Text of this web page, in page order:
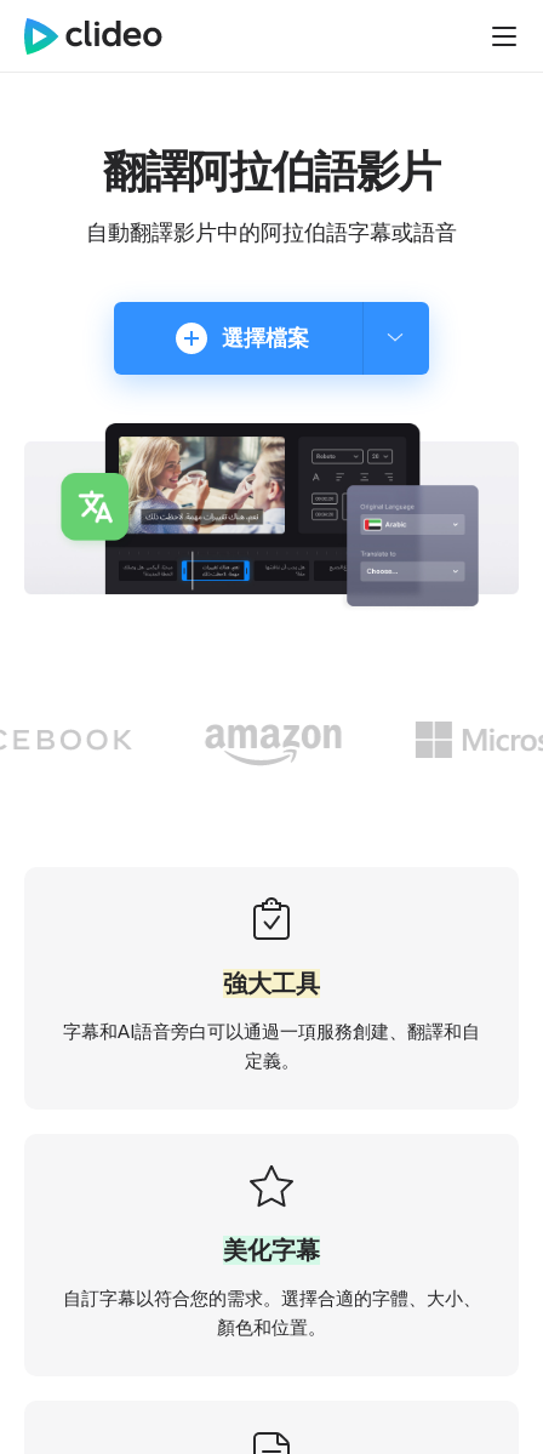
翻譯阿拉伯語影片
自動翻譯影片中的阿拉伯語字幕或語音
選擇檔案
強大工具
字幕和AI語音旁白可以通過一項服務創建、翻譯和自
定義。
美化字幕
自訂字幕以符合您的需求。選擇合適的字體、大小、
顏色和位置。